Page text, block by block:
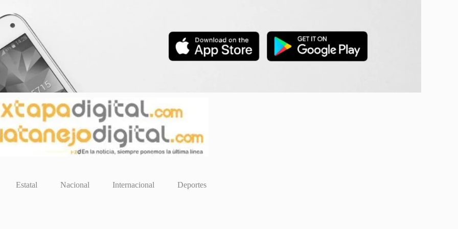
Estatal Nacional Internacional Deportes